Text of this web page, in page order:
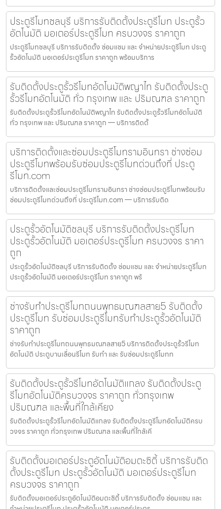
ประตูรีโมทชลบุรี บริการรับติดตั้งประตูรีโมท ประตูรั้ว
อัตโนมัติ มอเตอร์ประตูรีโมท ครบวงจร ราคาถูก
ประตูรีโมทชลบุรี บริการรับติดตั้ง ซ่อมแซม และ จำหน่ายประตูรีโมท ประตู
รั้วอัตโนมัติ มอเตอร์ประตูรีโมท ราคาถูก พร้อมบริการ
รับติดตั้งประตูรั้วรีโมทอัตโนมัติพญาไท รับติดตั้งประตู
รั้วรีโมทอัตโนมัติ ทั่ว กรุงเทพ และ ปริมณฑล ราคาถูก
รับติดตั้งประตูรั้วรีโมทอัตโนมัติพญาไท รับติดตั้งประตูรั้วรีโมทอัตโนมัติ
ทั่ว กรุงเทพ และ ปริมณฑล ราคาถูก — บริการติดตั้
บริการติดตั้งและซ่อมประตูรีโมทรามอินทรา ช่างซ่อม
ประตูรีโมทพร้อมรับซ่อมประตูรีโมทด่วนถึงที่ ประตู
รีโมท.com
บริการติดตั้งและซ่อมประตูรีโมทรามอินทรา ช่างซ่อมประตูรีโมทพร้อมรับ
ซ่อมประตูรีโมทด่วนถึงที่ ประตูรีโมท.com — บริการรับติด
ประตูรั้วอัตโนมัติชลบุรี บริการรับติดตั้งประตูรีโมท
ประตูรั้วอัตโนมัติ มอเตอร์ประตูรีโมท ครบวงจร ราคา
ถูก
ประตูรั้วอัตโนมัติชลบุรี บริการรับติดตั้ง ซ่อมแซม และ จำหน่ายประตูรีโมท
ประตูรั้วอัตโนมัติ มอเตอร์ประตูรีโมท ราคาถูก พร้
ช่างรับทำประตูรีโมทถนนพุทธมณฑลสาย5 รับติดตั้ง
ประตูรีโมท รับซ่อมประตูรีโมทรับทำประตูรั้วอัตโนมัติ
ราคาถูก
ช่างรับทำประตูรีโมทถนนพุทธมณฑลสาย5 บริการติดตั้งประตูรั้วรีโมท
อัตโนมัติ ประตูบานเลื่อนรีโมท รับทำ และ รับซ่อมประตูรีโมทท
รับติดตั้งประตูรั้วรีโมทอัตโนมัติแกลง รับติดตั้งประตู
รีโมทอัตโนมัติครบวงจร ราคาถูก ทั่วกรุงเทพ
ปริมณฑล และพื้นที่ใกล้เคียง
รับติดตั้งประตูรั้วรีโมทอัตโนมัติแกลง รับติดตั้งประตูรีโมทอัตโนมัติครบ
วงจร ราคาถูก ทั่วกรุงเทพ ปริมณฑล และพื้นที่ใกล้เคี
รับติดตั้งมอเตอร์ประตูอัตโนมัติอมตะซิตี้ บริการรับติด
ตั้งประตูรีโมท ประตูรั้วอัตโนมัติ มอเตอร์ประตูรีโมท
ครบวงจร ราคาถูก
รับติดตั้งมอเตอร์ประตูอัตโนมัติอมตะซิตี้ บริการรับติดตั้ง ซ่อมแซม และ